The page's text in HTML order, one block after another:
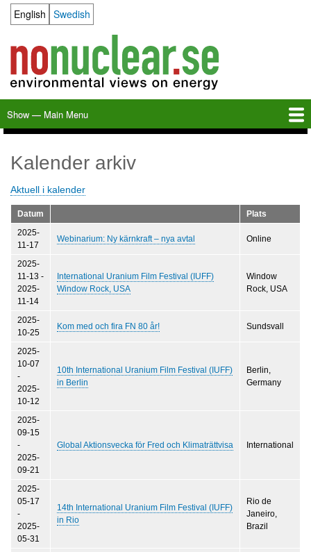
content
Language switcher
English Swedish
Main
Menu
Show — Main Menu
Kalender arkiv
Aktuell i kalender
Datum
Plats
2025-
11-17
Webinarium: Ny kärnkraft – nya avtal Online
2025-
11-13 -
2025-
11-14
International Uranium Film Festival (IUFF)
Window Rock, USA
Window
Rock, USA
2025-
10-25
Kom med och fira FN 80 år! Sundsvall
2025-
10-07
-
2025-
10-12
10th International Uranium Film Festival (IUFF)
in Berlin
Berlin,
Germany
2025-
09-15
-
2025-
09-21
Global Aktionsvecka för Fred och Klimaträttvisa International
2025-
05-17
-
2025-
05-31
14th International Uranium Film Festival (IUFF)
in Rio
Rio de
Janeiro,
Brazil